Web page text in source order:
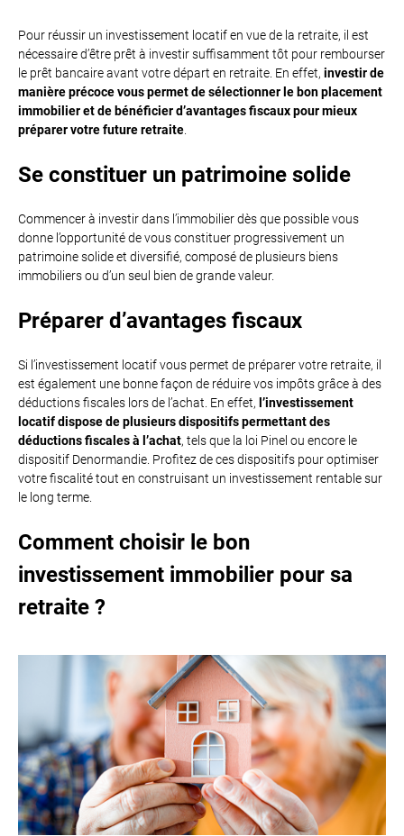
Pour réussir un investissement locatif en vue de la retraite, il est
nécessaire d’être prêt à investir suffisamment tôt pour rembourser
le prêt bancaire avant votre départ en retraite. En effet, investir de
manière précoce vous permet de sélectionner le bon placement
immobilier et de bénéficier d’avantages fiscaux pour mieux
préparer votre future retraite
Se constituer un patrimoine solide
Commencer à investir dans l’immobilier dès que possible vous
donne l’opportunité de vous constituer progressivement un
patrimoine solide et diversifié, composé de plusieurs biens
immobiliers ou d’un seul bien de grande valeur.
Préparer d’avantages fiscaux
Si l’investissement locatif vous permet de préparer votre retraite, il
est également une bonne façon de réduire vos impôts grâce à des
déductions fiscales lors de l’achat. En effet, l’investissement
locatif dispose de plusieurs dispositifs permettant des
déductions fiscales à l’achat, tels que la loi Pinel ou encore le
dispositif Denormandie. Profitez de ces dispositifs pour optimiser
votre fiscalité tout en construisant un investissement rentable sur
le long terme.
Comment choisir le bon
investissement immobilier pour sa
retraite ?